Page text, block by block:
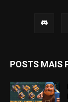
POSTS MAIS